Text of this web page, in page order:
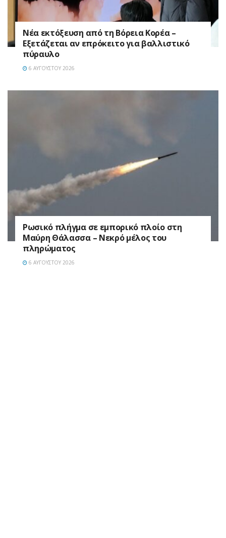
Νέα εκτόξευση από τη Βόρεια Κορέα –
Εξετάζεται αν επρόκειτο για βαλλιστικό
πύραυλο
6 ΑΥΓΟΎΣΤΟΥ 2026
Ρωσικό πλήγμα σε εμπορικό πλοίο στη
Μαύρη Θάλασσα – Νεκρό μέλος του
πληρώματος
6 ΑΥΓΟΎΣΤΟΥ 2026